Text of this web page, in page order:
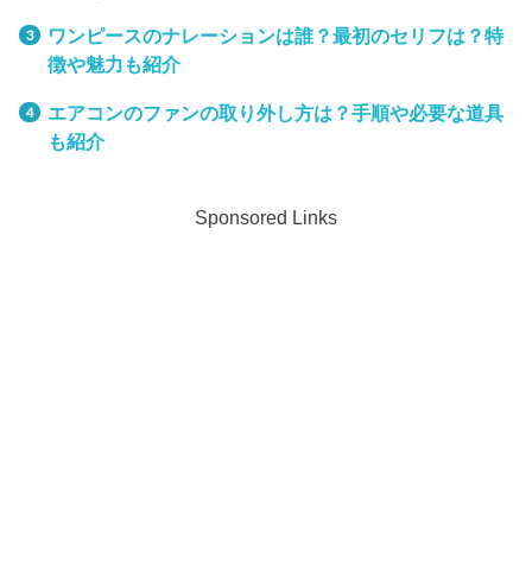
ワンピースのナレーションは誰？最初のセリフは？特
徴や魅力も紹介
エアコンのファンの取り外し方は？手順や必要な道具
も紹介
Sponsored Links